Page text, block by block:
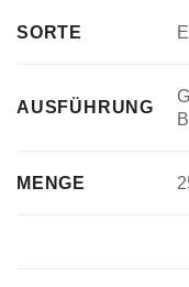
SORTE
AUSFÜHRUNG
MENGE